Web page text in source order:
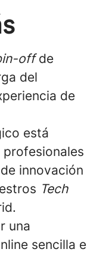
offde
del
de
está
innovación
Tech
una
sencilla e